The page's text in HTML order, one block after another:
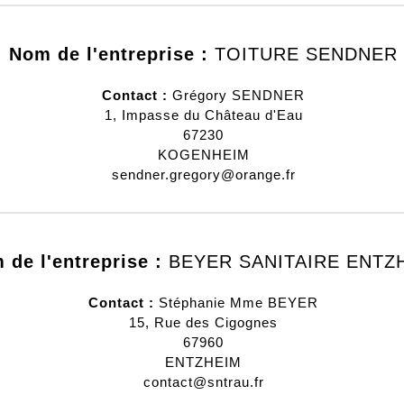
Nom de l'entreprise : TOITURE SENDNER
Contact : Grégory SENDNER
1, Impasse du Château d'Eau
67230
KOGENHEIM
sendner.gregory@orange.fr
de l'entreprise : BEYER SANITAIRE
Contact : Stéphanie Mme BEYER
15, Rue des Cigognes
67960
ENTZHEIM
contact@sntrau.fr